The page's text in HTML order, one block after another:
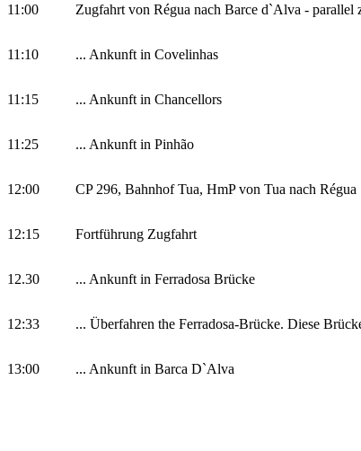
11:00 Zugfahrt von Régua nach Barce d`Alva - parallel
11:10 ... Ankunft in Covelinhas
11:15 ... Ankunft in Chancellors
11:25 ... Ankunft in Pinhão
12:00 CP 296, Bahnhof Tua, HmP von Tua nach Régua
12:15 Fortführung Zugfahrt
12.30 ... Ankunft in Ferradosa Brücke
12:33 ... Überfahren the Ferradosa-Brücke. Diese
13:00 ... Ankunft in Barca D`Alva